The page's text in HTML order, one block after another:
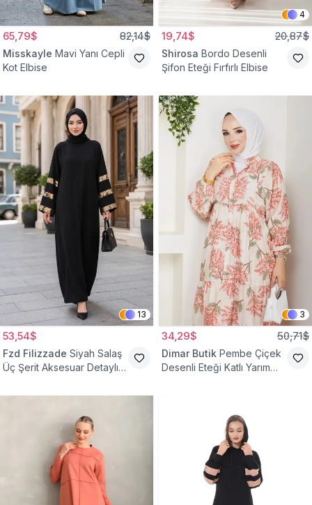
65,79$ 82,14$
Misskayle Mavi Yanı Cepli
Kot Elbise
4
19,74$ 20,87$
Shirosa Bordo Desenli
Şifon Eteği Fırfırlı Elbise
13
53,54$
Fzd Filizzade Siyah Salaş
Üç Şerit Aksesuar Detaylı
3
34,29$ 50,71$
Dimar Butik Pembe Çiçek
Desenli Eteği Katlı Yarım